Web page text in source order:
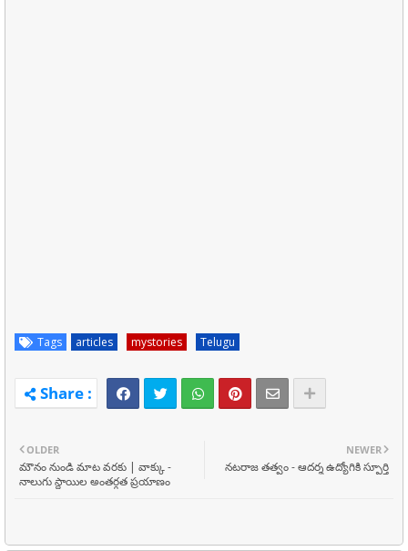
Tags articles mystories Telugu
NEWER
నటరాజ తత్వం - ఆదర్శ ఉద్యోగికి స్ఫూర్తి
OLDER
మౌనం నుండి మాట వరకు | వాక్కు -
నాలుగు స్థాయిల అంతర్గత ప్రయాణం